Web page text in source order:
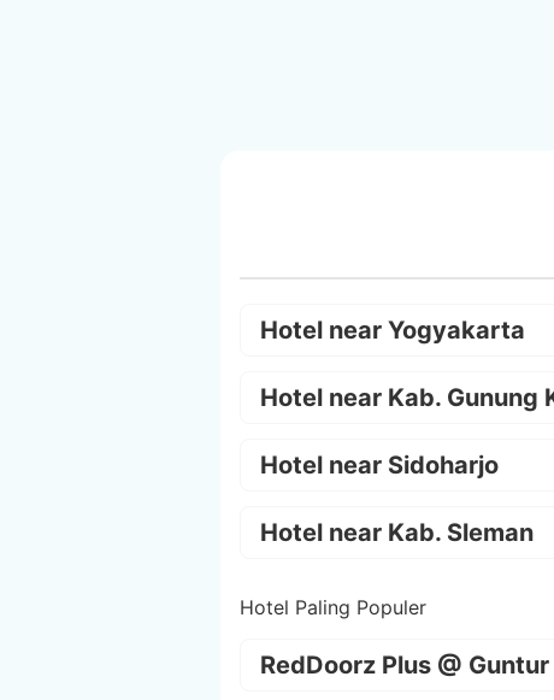
Hotel near Yogyakarta
Hotel near Kab. Gunung
Hotel near Sidoharjo
Hotel near Kab. Sleman
Hotel Paling Populer
RedDoorz Plus @